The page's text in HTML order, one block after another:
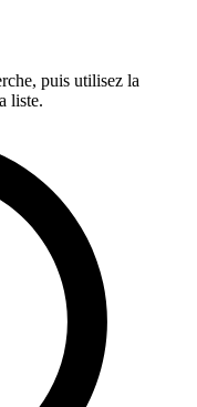
puis utilisez la
liste.